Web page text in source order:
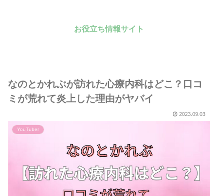
お役立ち情報サイト
なのとかれぶが訪れた心療内科はどこ？口コ
ミが荒れて炎上した理由がヤバイ
2023.09.03
YouTuber